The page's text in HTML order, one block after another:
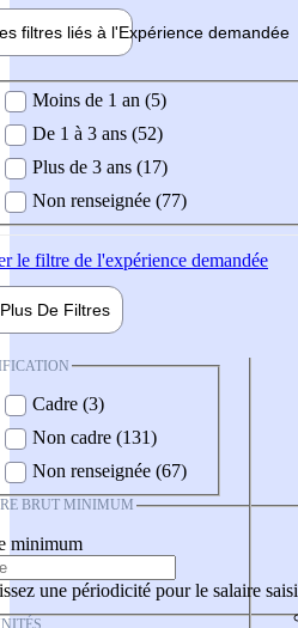
filtres liés à l'Expérience demandée
demandée
Moins de 1 an (5)
De 1 à 3 ans (52)
Plus de 3 ans (17)
Non renseignée (77)
le filtre de l'expérience demandée
Plus De Filtres
Cadre (3)
Non cadre (131)
Non renseignée (67)
BRUT MINIMUM
minimum
une périodicité pour le salaire saisi